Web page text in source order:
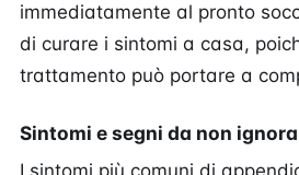
immediatamente al pronto
di curare i sintomi a casa,
trattamento può portare a
Sintomi e segni da non
I sintomi più comuni di